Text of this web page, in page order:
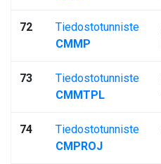
72
Tiedostotunniste
CMMP
73
Tiedostotunniste
CMMTPL
74
Tiedostotunniste
CMPROJ